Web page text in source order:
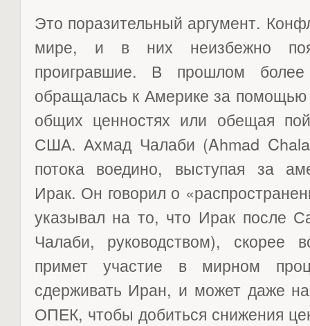
Это поразительный аргумент.
мире, и в них неизбежно
проигравшие. В прошлом
обращалась к Америке за помощью
общих ценностях или обещая
США. Ахмад Чалаби (Ahmad
потока воедино, выступая за
Ирак. Он говорил о
указывал на то, что Ирак после
Чалаби, руководством), скорее
примет участие в мирном
сдерживать Иран, и может даже
ОПЕК, чтобы добиться снижения